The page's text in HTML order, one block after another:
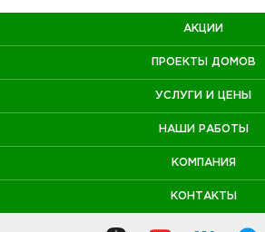
АКЦИИ
ПРОЕКТЫ ДОМОВ
УСЛУГИ И ЦЕНЫ
НАШИ РАБОТЫ
КОМПАНИЯ
КОНТАКТЫ